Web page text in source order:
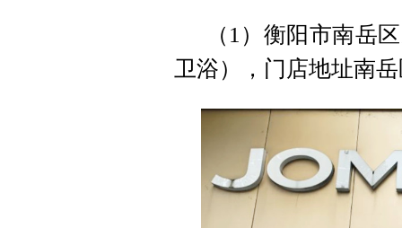
（1）衡阳市南岳
卫浴），门店地址南